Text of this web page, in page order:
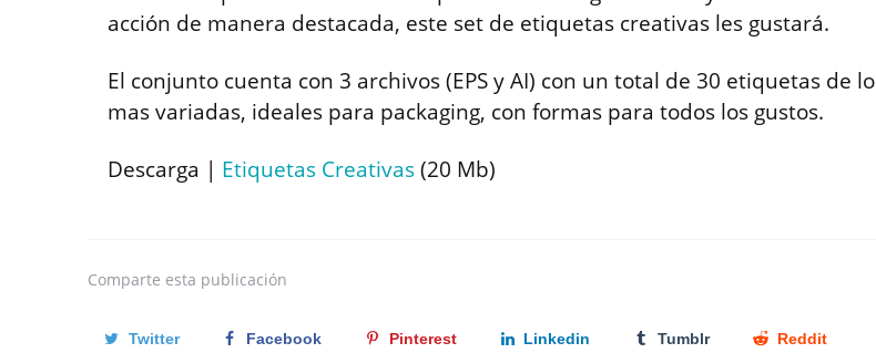
acción de manera destacada, este set de etiquetas creativas les gustará.
El conjunto cuenta con 3 archivos (EPS y AI) con un total de 30 etiquetas de lo
mas variadas, ideales para packaging, con formas para todos los gustos.
Descarga | Etiquetas Creativas(20 Mb)
Comparte esta publicación
Twitter Facebook Pinterest Linkedin Tumblr Reddit